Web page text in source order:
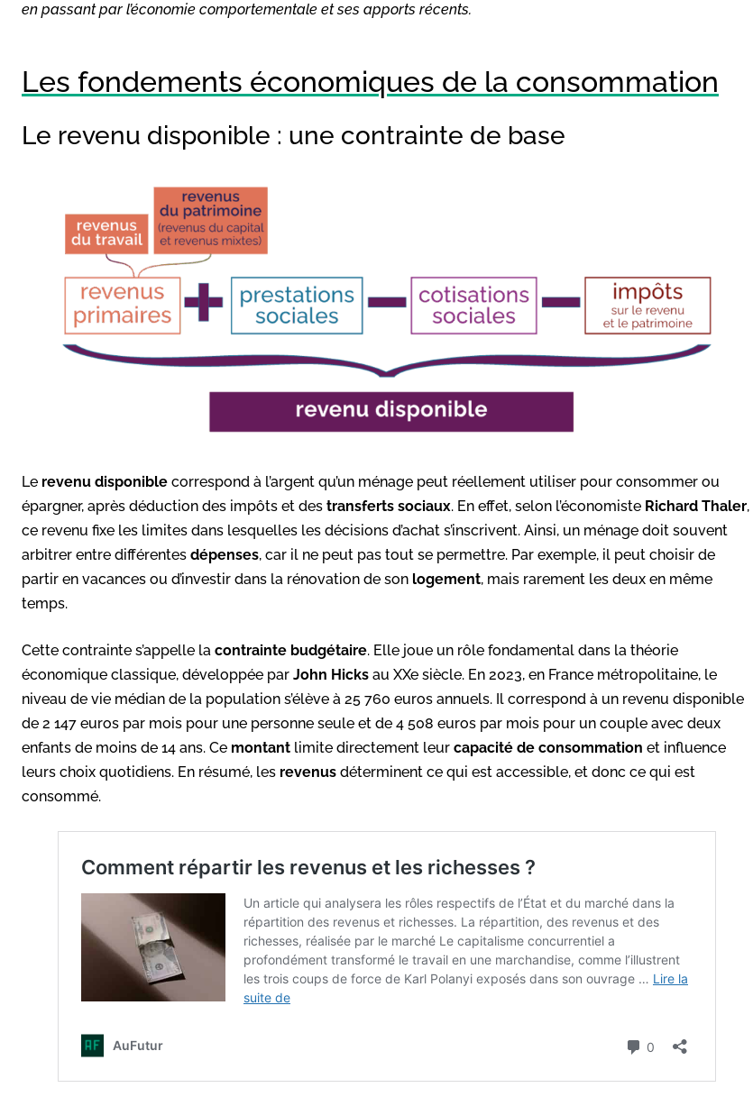
en passant par l’économie comportementale et ses apports récents.
Les fondements économiques de la consommation
Le revenu disponible : une contrainte de base
Le revenu disponible correspond à l’argent qu’un ménage peut réellement utiliser pour consommer ou
épargner, après déduction des impôts et des transferts sociaux. En effet, selon l’économiste Richard Thaler,
ce revenu fixe les limites dans lesquelles les décisions d’achat s’inscrivent. Ainsi, un ménage doit souvent
arbitrer entre différentes dépenses, car il ne peut pas tout se permettre. Par exemple, il peut choisir de
partir en vacances ou d’investir dans la rénovation de son logement, mais rarement les deux en même
temps.
Cette contrainte s’appelle la contrainte budgétaire. Elle joue un rôle fondamental dans la théorie
économique classique, développée par John Hicks au XXe siècle. En 2023, en France métropolitaine, le
niveau de vie médian de la population s’élève à 25 760 euros annuels. Il correspond à un revenu disponible
de 2 147 euros par mois pour une personne seule et de 4 508 euros par mois pour un couple avec deux
enfants de moins de 14 ans. Ce montant limite directement leur capacité de consommation et influence
leurs choix quotidiens. En résumé, les revenus déterminent ce qui est accessible, et donc ce qui est
consommé.